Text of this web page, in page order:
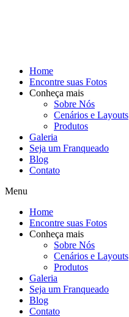
Home
Encontre suas Fotos
Conheça mais
Sobre Nós
Cenários e Layouts
Produtos
Galeria
Seja um Franqueado
Blog
Contato
Menu
Home
Encontre suas Fotos
Conheça mais
Sobre Nós
Cenários e Layouts
Produtos
Galeria
Seja um Franqueado
Blog
Contato